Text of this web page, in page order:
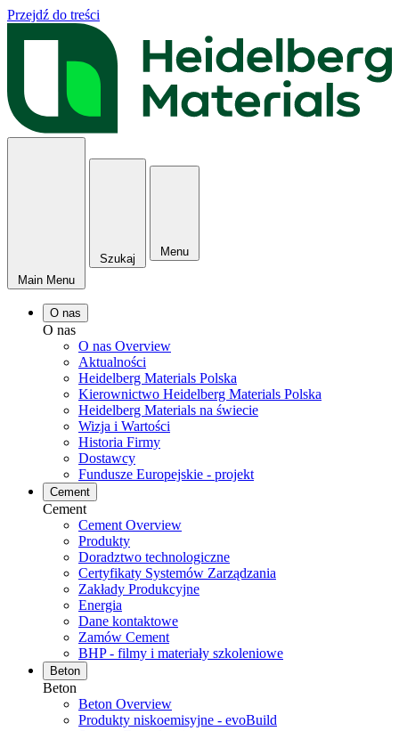
Przejdź do treści
Main Menu
Szukaj
Menu
O nas
O nas
O nas Overview
Aktualności
Heidelberg Materials Polska
Kierownictwo Heidelberg Materials Polska
Heidelberg Materials na świecie
Wizja i Wartości
Historia Firmy
Dostawcy
Fundusze Europejskie - projekt
Cement
Cement
Cement Overview
Produkty
Doradztwo technologiczne
Certyfikaty Systemów Zarządzania
Zakłady Produkcyjne
Energia
Dane kontaktowe
Zamów Cement
BHP - filmy i materiały szkoleniowe
Beton
Beton
Beton Overview
Produkty niskoemisyjne - evoBuild